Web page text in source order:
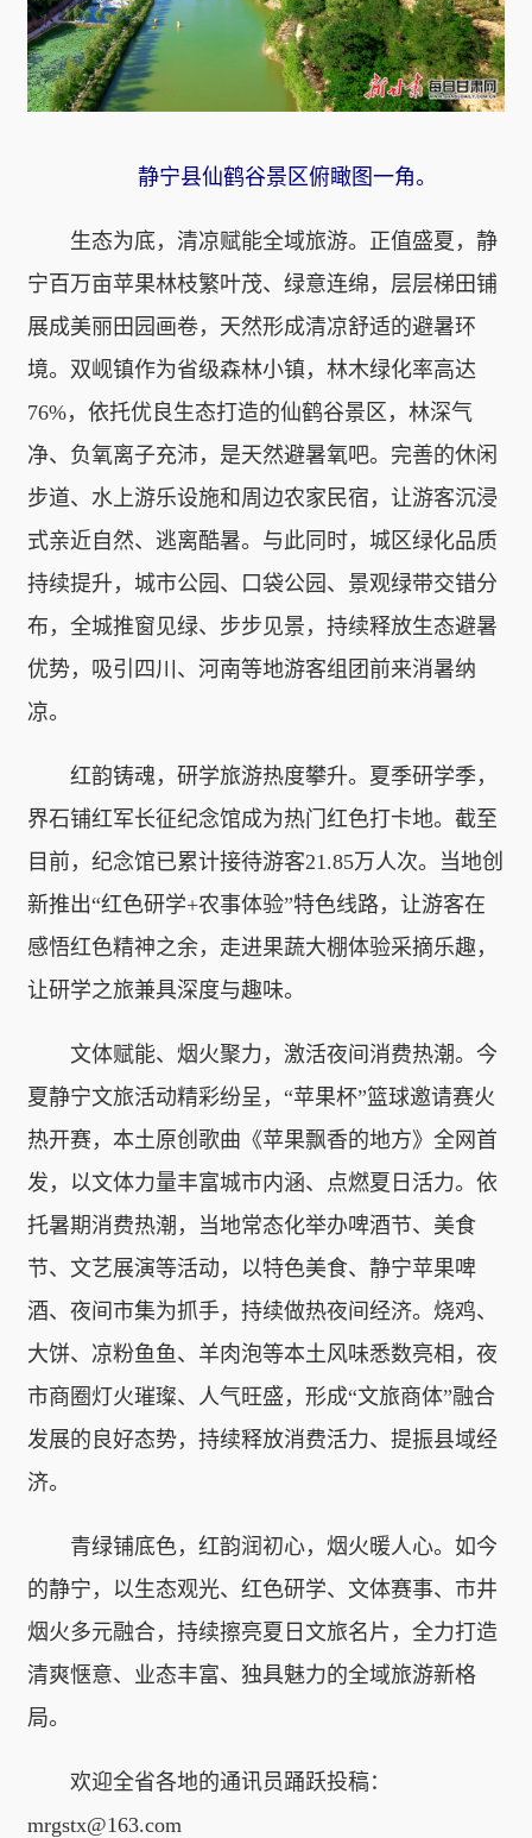
静宁县仙鹤谷景区俯瞰图一角。
生态为底，清凉赋能全域旅游。正值盛夏，静
宁百万亩苹果林枝繁叶茂、绿意连绵，层层梯田铺
展成美丽田园画卷，天然形成清凉舒适的避暑环
境。双岘镇作为省级森林小镇，林木绿化率高达
76%，依托优良生态打造的仙鹤谷景区，林深气
净、负氧离子充沛，是天然避暑氧吧。完善的休闲
步道、水上游乐设施和周边农家民宿，让游客沉浸
式亲近自然、逃离酷暑。与此同时，城区绿化品质
持续提升，城市公园、口袋公园、景观绿带交错分
布，全城推窗见绿、步步见景，持续释放生态避暑
优势，吸引四川、河南等地游客组团前来消暑纳
凉。
红韵铸魂，研学旅游热度攀升。夏季研学季，
界石铺红军长征纪念馆成为热门红色打卡地。截至
目前，纪念馆已累计接待游客21.85万人次。当地创
新推出“红色研学+农事体验”特色线路，让游客在
感悟红色精神之余，走进果蔬大棚体验采摘乐趣，
让研学之旅兼具深度与趣味。
文体赋能、烟火聚力，激活夜间消费热潮。今
夏静宁文旅活动精彩纷呈，“苹果杯”篮球邀请赛火
热开赛，本土原创歌曲《苹果飘香的地方》全网首
发，以文体力量丰富城市内涵、点燃夏日活力。依
托暑期消费热潮，当地常态化举办啤酒节、美食
节、文艺展演等活动，以特色美食、静宁苹果啤
酒、夜间市集为抓手，持续做热夜间经济。烧鸡、
大饼、凉粉鱼鱼、羊肉泡等本土风味悉数亮相，夜
市商圈灯火璀璨、人气旺盛，形成“文旅商体”融合
发展的良好态势，持续释放消费活力、提振县域经
济。
青绿铺底色，红韵润初心，烟火暖人心。如今
的静宁，以生态观光、红色研学、文体赛事、市井
烟火多元融合，持续擦亮夏日文旅名片，全力打造
清爽惬意、业态丰富、独具魅力的全域旅游新格
局。
欢迎全省各地的通讯员踊跃投稿：
mrgstx@163.com